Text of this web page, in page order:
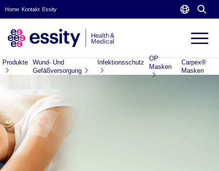
Home Kontakt Essity
Produkte
Wund- Und
Gefäßversorgung
Infektionsschutz
OP
Masken
Carpex®
Masken